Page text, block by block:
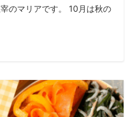
のマリアです。 10月は秋の